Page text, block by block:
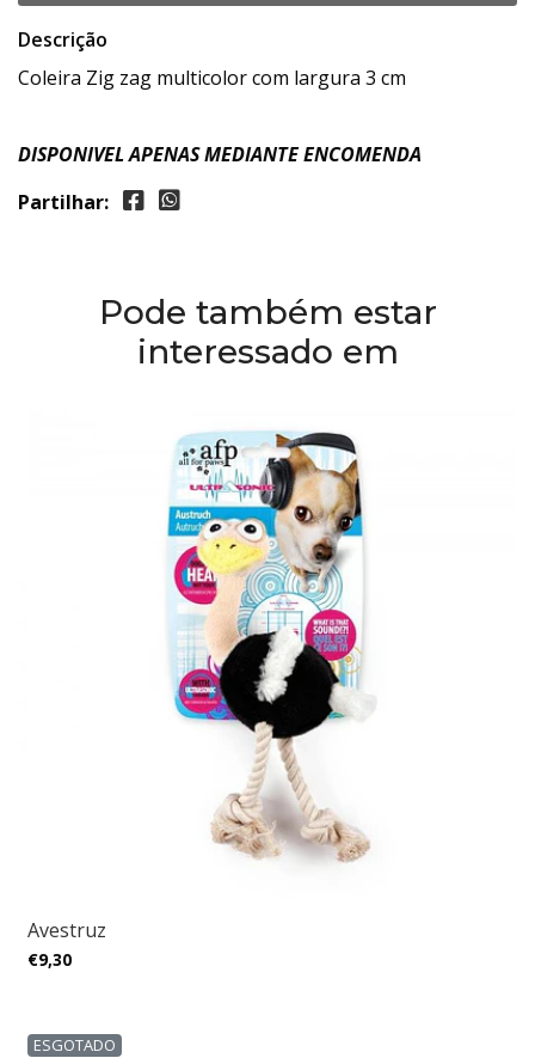
Descrição
Coleira Zig zag multicolor com largura 3 cm
DISPONIVEL APENAS MEDIANTE ENCOMENDA
Partilhar:
Pode também estar
interessado em
Avestruz
€9,30
ESGOTADO